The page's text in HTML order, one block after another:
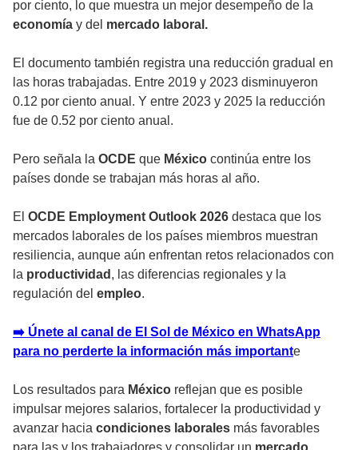
por ciento, lo que muestra un mejor desempeño de la
economía y del mercado laboral.
El documento también registra una reducción gradual en
las horas trabajadas. Entre 2019 y 2023 disminuyeron
0.12 por ciento anual. Y entre 2023 y 2025 la reducción
fue de 0.52 por ciento anual.
Pero señala la OCDE que México continúa entre los
países donde se trabajan más horas al año.
El OCDE Employment Outlook 2026 destaca que los
mercados laborales de los países miembros muestran
resiliencia, aunque aún enfrentan retos relacionados con
la productividad , las diferencias regionales y la
regulación del empleo.
➡️ Únete al canal de El Sol de México en WhatsApp
para no perderte la información más importante
Los resultados para México reflejan que es posible
impulsar mejores salarios, fortalecer la productividad y
avanzar hacia condiciones laborales más favorables
para las y los trabajadores y consolidar un mercado